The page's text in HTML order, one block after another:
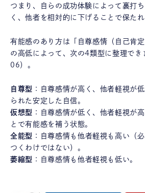
つまり、自らの成功体験によって裏打
く、他者を相対的に下げることで保たれ
有能感のあり方は「自尊感情（自己肯
の高低によって、次の4類型に整理で
06）。
自尊型 ：自尊感情が高く、他者軽視が
られた安定した自信。
仮想型 ：自尊感情が低く、他者軽視が
とで有能感を補う状態。
全能型 ：自尊感情も他者軽視も高い（
つくわけではない）。
萎縮型 ：自尊感情も他者軽視も低い。